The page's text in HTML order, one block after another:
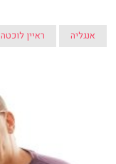
אנגליה ראיין לוכטה